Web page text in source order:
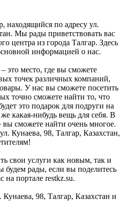
находящийся по адресу ул.
Мы рады приветствовать вас
центра из города Талгар. Здесь
информацией о нас.
это место, где вы сможете
точек различных компаний,
У нас вы сможете посетить
точно сможете найти то, что
это подарок для подруги на
какая-нибудь вещь для себя. В
сможете найти очень многое.
Кунаева, 98, Талгар, Казахстан,
свои услуги как новым, так и
рады, если вы поделитесь
на портале restkz.su.
98, Талгар, Казахстан и